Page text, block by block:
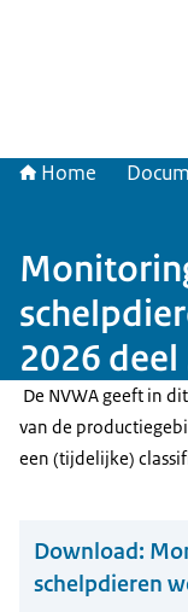
Home
2026 deel
De NVWA geeft in
van de
een (tijdelijke)
Download:
schelpdieren